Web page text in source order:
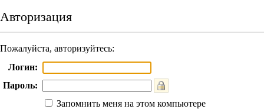
Авторизация
Пожалуйста, авторизуйтесь:
Логин:
Пароль:
Запомнить меня на этом компьютере